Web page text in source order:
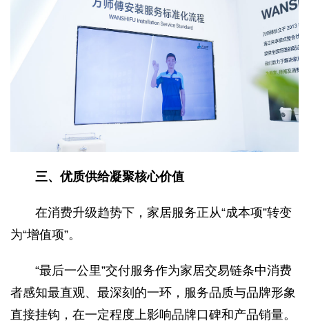
三、优质供给凝聚核心价值
在消费升级趋势下，家居服务正从“成本项”转变
为“增值项”。
“最后一公里”交付服务作为家居交易链条中消费
者感知最直观、最深刻的一环，服务品质与品牌形象
直接挂钩，在一定程度上影响品牌口碑和产品销量。